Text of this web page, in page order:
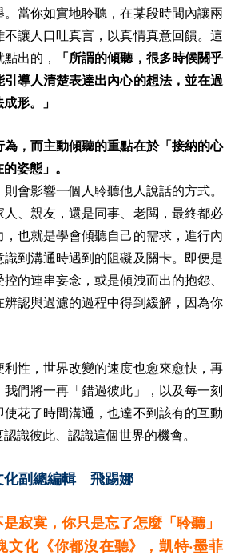
當你如實地聆聽，在某段時間內讓兩
不讓人口吐真言，以真情真意回饋。這
出的，
「所謂的傾聽，很多時候關乎
導人清楚表達出內心的想法，並在過
形。」
，而主動傾聽的重點在於「接納的心
姿態」。
會影響一個人聆聽他人說話的方式。
、親友，還是同事、老闆，最終都必
也就是學會傾聽自己的需求，進行內
到溝通時遇到的阻礙及關卡。即便是
的連串妄念，或是傾洩而出的抱怨、
認與過濾的過程中得到緩解，因為你
性，世界改變的速度也愈來愈快，再
們將一再「錯過彼此」，以及每一刻
花了時間溝通，也達不到該有的互動
識彼此、認識這個世界的機會。
化副總編輯 飛踢娜
寂寞，你只是忘了怎麼「聆聽」
化《你都沒在聽》，凱特‧墨菲